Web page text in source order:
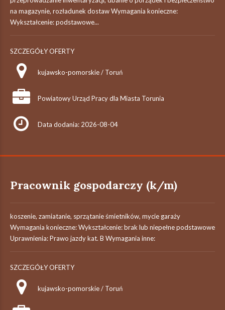
na magazynie, rozładunek dostaw Wymagania konieczne:
Wykształcenie: podstawowe...
SZCZEGÓŁY OFERTY
kujawsko-pomorskie / Toruń
Powiatowy Urząd Pracy dla Miasta Torunia
Data dodania: 2026-08-04
Pracownik gospodarczy (k/m)
koszenie, zamiatanie, sprzątanie śmietników, mycie garaży
Wymagania konieczne: Wykształcenie: brak lub niepełne podstawowe
Uprawnienia: Prawo jazdy kat. B Wymagania inne:
SZCZEGÓŁY OFERTY
kujawsko-pomorskie / Toruń